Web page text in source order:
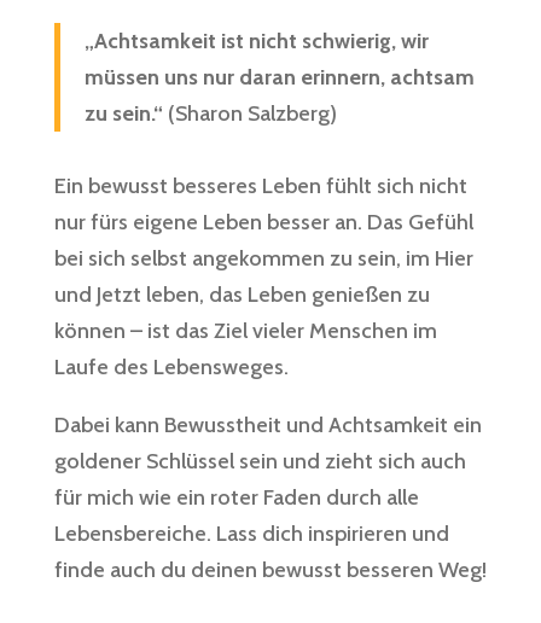
„Achtsamkeit ist nicht schwierig, wir
müssen uns nur daran erinnern, achtsam
zu sein.“ (Sharon Salzberg)
Ein bewusst besseres Leben fühlt sich nicht
nur fürs eigene Leben besser an. Das Gefühl
bei sich selbst angekommen zu sein, im Hier
und Jetzt leben, das Leben genießen zu
können – ist das Ziel vieler Menschen im
Laufe des Lebensweges.
Dabei kann Bewusstheit und Achtsamkeit ein
goldener Schlüssel sein und zieht sich auch
für mich wie ein roter Faden durch alle
Lebensbereiche. Lass dich inspirieren und
finde auch du deinen bewusst besseren Weg!